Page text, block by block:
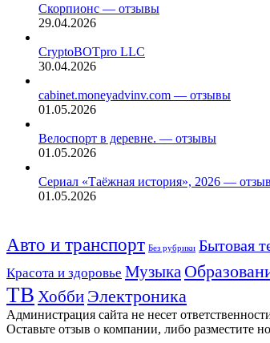
Скорпионс — отзывы
29.04.2026
CryptoBOTpro LLC
30.04.2026
cabinet.moneyadvinv.com — отзывы
01.05.2026
Велоспорт в деревне. — отзывы
01.05.2026
Сериал «Таёжная история», 2026 —
01.05.2026
Авто и транспорт Без рубрики Бытовая
Красота и здоровье Музыка
ТВ Хобби Электроника
Администрация сайта не несет
Оставьте отзыв о компании, либо разместите